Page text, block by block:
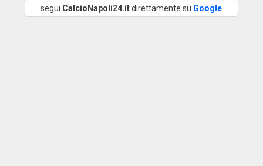
segui CalcioNapoli24.itdirettamente su Google